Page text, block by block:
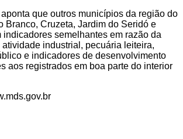
que outros municípios da região do
Branco, Cruzeta, Jardim do Seridó e
indicadores semelhantes em razão da
industrial, pecuária leiteira,
e indicadores de desenvolvimento
aos registrados em boa parte do interior